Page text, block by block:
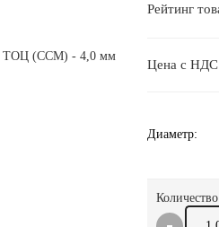
Рейтинг
Цена с
Диаметр: